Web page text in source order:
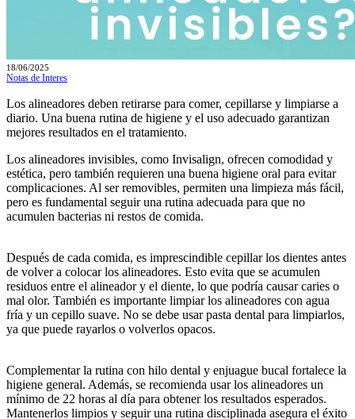
18/06/2025
Notas de Interes
Los alineadores deben retirarse para comer, cepillarse y limpiarse a
diario. Una buena rutina de higiene y el uso adecuado garantizan
mejores resultados en el tratamiento.
Los alineadores invisibles, como Invisalign, ofrecen comodidad y
estética, pero también requieren una buena higiene oral para evitar
complicaciones. Al ser removibles, permiten una limpieza más fácil,
pero es fundamental seguir una rutina adecuada para que no
acumulen bacterias ni restos de comida.
Después de cada comida, es imprescindible cepillar los dientes antes
de volver a colocar los alineadores. Esto evita que se acumulen
residuos entre el alineador y el diente, lo que podría causar caries o
mal olor. También es importante limpiar los alineadores con agua
fría y un cepillo suave. No se debe usar pasta dental para limpiarlos,
ya que puede rayarlos o volverlos opacos.
Complementar la rutina con hilo dental y enjuague bucal fortalece la
higiene general. Además, se recomienda usar los alineadores un
mínimo de 22 horas al día para obtener los resultados esperados.
Mantenerlos limpios y seguir una rutina disciplinada asegura el éxito